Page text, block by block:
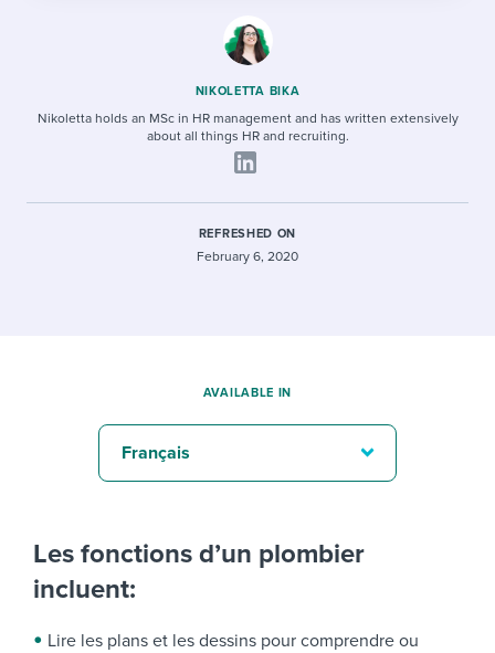
Candidate/employee experiences
NIKOLETTA BIKA
Nikoletta holds an MSc in HR management and has written extensively
about all things HR and recruiting.
REFRESHED ON
February 6, 2020
Les fonctions d’un plombier
incluent:
Lire les plans et les dessins pour comprendre ou
AVAILABLE IN
Français